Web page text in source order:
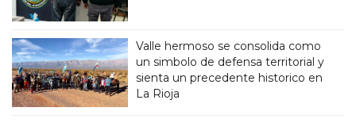
Valle hermoso se consolida como
un simbolo de defensa territorial y
sienta un precedente historico en
La Rioja